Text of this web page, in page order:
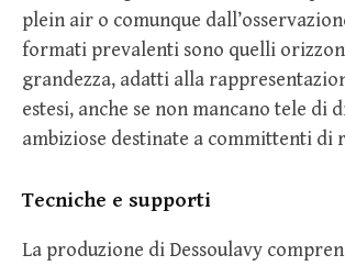
plein air o comunque
formati prevalenti sono quelli
grandezza, adatti alla
estesi, anche se non mancano tele di
ambiziose destinate a committenti di
Tecniche e supporti
La produzione di Dessoulavy